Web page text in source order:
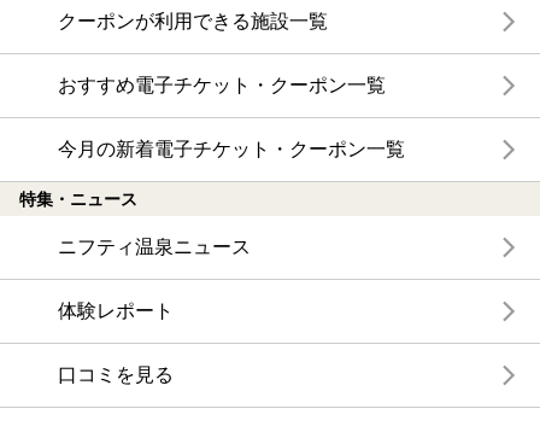
クーポンが利用できる施設一覧
おすすめ電子チケット・クーポン一覧
今月の新着電子チケット・クーポン一覧
特集・ニュース
ニフティ温泉ニュース
体験レポート
口コミを見る